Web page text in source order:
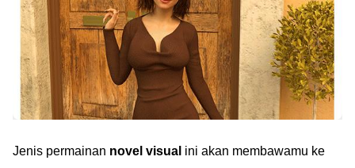
Jenis permainan novel visual ini akan membawamu ke